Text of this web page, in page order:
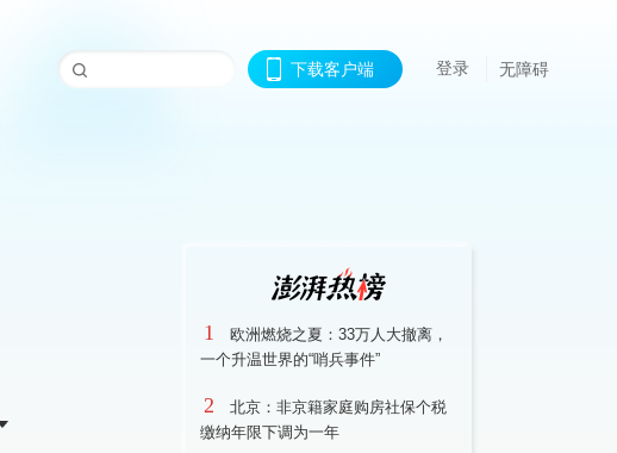
下载客户端 登录 无障碍
1
欧洲燃烧之夏：33万人大撤离，
一个升温世界的“哨兵事件”
2
北京：非京籍家庭购房社保个税
缴纳年限下调为一年